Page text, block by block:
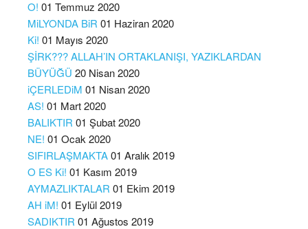
O! 01 Temmuz 2020
MiLYONDA BiR 01 Haziran 2020
Ki! 01 Mayıs 2020
ŞİRK??? ALLAH’IN ORTAKLANIŞI, YAZIKLARDAN
BÜYÜĞÜ 20 Nisan 2020
iÇERLEDiM 01 Nisan 2020
AS! 01 Mart 2020
BALIKTIR 01 Şubat 2020
NE! 01 Ocak 2020
SIFIRLAŞMAKTA01 Aralık 2019
O ES Ki! 01 Kasım 2019
AYMAZLIKTALAR 01 Ekim 2019
AH iM! 01 Eylül 2019
SADIKTIR 01 Ağustos 2019